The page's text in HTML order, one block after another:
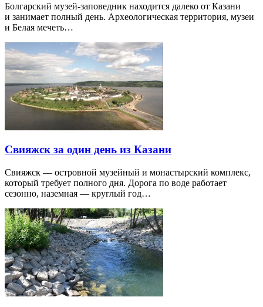
Болгарский музей-заповедник находится далеко от Казани
и занимает полный день. Археологическая территория, музеи
и Белая мечеть…
Свияжск за один день из Казани
Свияжск — островной музейный и монастырский комплекс,
который требует полного дня. Дорога по воде работает
сезонно, наземная — круглый год…